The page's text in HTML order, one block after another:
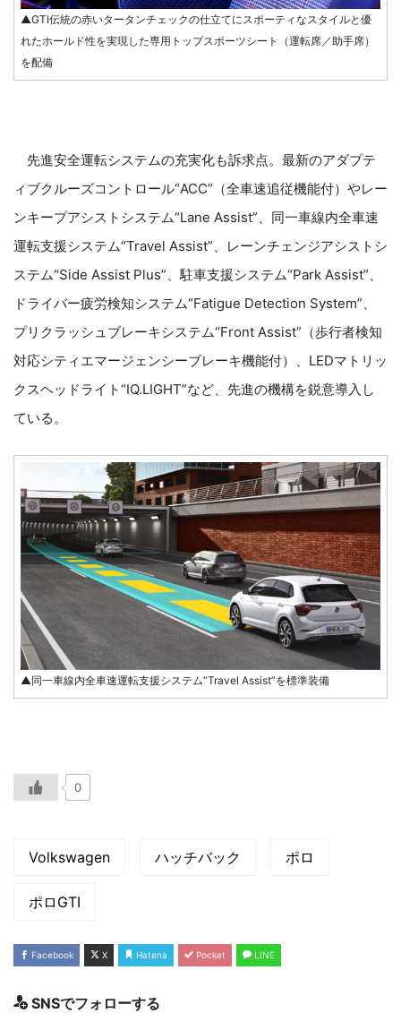
▲GTI伝統の赤いタータンチェックの仕立てにスポーティなスタイルと優
れたホールド性を実現した専用トップスポーツシート（運転席／助手席）
を配備
先進安全運転システムの充実化も訴求点。最新のアダプテ
ィブクルーズコントロール“ACC”（全車速追従機能付）やレー
ンキープアシストシステム“Lane Assist”、同一車線内全車速
運転支援システム“Travel Assist”、レーンチェンジアシストシ
ステム“Side Assist Plus”、駐車支援システム“Park Assist”、
ドライバー疲労検知システム“Fatigue Detection System”、
プリクラッシュブレーキシステム“Front Assist”（歩行者検知
対応シティエマージェンシーブレーキ機能付）、LEDマトリッ
クスヘッドライト“IQ.LIGHT”など、先進の機構を鋭意導入し
ている。
▲同一車線内全車速運転支援システム“Travel Assist”を標準装備
0
Volkswagen ハッチバック ポロ
ポロGTI
Facebook X Hatena Pocket LINE
SNSでフォローする